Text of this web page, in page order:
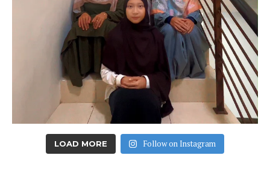
LOAD MORE Follow on Instagram